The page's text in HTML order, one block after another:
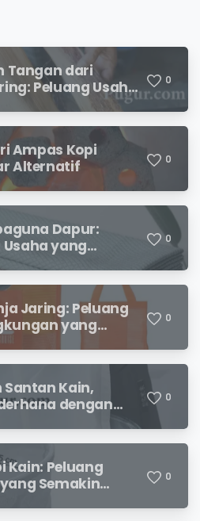
Tangan dari
Peluang Usaha
0
Ampas Kopi
Alternatif
0
Dapur:
yang
Pemula
0
Jaring: Peluang
yang
0
Kain,
dengan
Meningkat
0
Kain: Peluang
Semakin
0